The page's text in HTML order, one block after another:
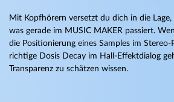
Mit Kopfhörern versetzt du dich in die Lage,
was gerade im MUSIC MAKER passiert.
die Positionierung eines Samples im
richtige Dosis Decay im Hall-Effektdialog
Transparenz zu schätzen wissen.